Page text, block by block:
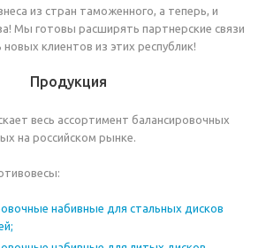
из стран таможенного, а теперь, и
Мы готовы расширять партнерские связи
клиентов из этих республик!
Продукция
весь ассортимент балансировочных
на российском рынке.
набивные для стальных дисков